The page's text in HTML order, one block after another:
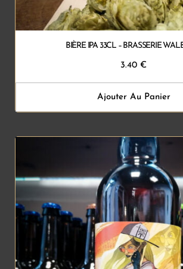
BIÈRE IPA 33CL – BRASSERIE
3.40 €
Ajouter Au Panier